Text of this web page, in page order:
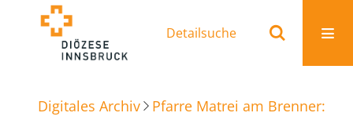
Detailsuche
Digitales Archiv Pfarre Matrei am Brenner: